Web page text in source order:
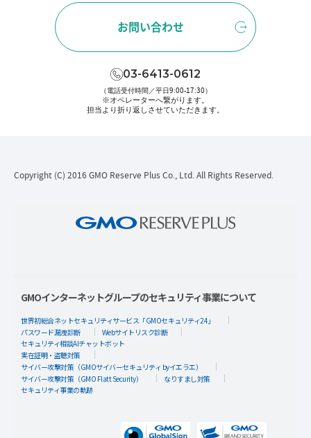
お問い合わせ
03-6413-0612
（電話受付時間／平日9:00-17:30）
※オペレーターへ繋がります。
担当より折り返しさせていただきます。
Copyright (C) 2016 GMO Reserve Plus Co., Ltd. All Rights Reserved.
GMOインターネットグループのセキュリティ事業について
世界初総合ネットセキュリティサービス「GMOセキュリティ24」
パスワード漏洩診断
Webサイトリスク診断
セキュリティ相談AIチャットボット
実在証明・盗聴対策
サイバー攻撃対策（GMOサイバーセキュリティ byイエラエ）
サイバー攻撃対策（GMO Flatt Security）
なりすまし対策
セキュリティ事業の軌跡